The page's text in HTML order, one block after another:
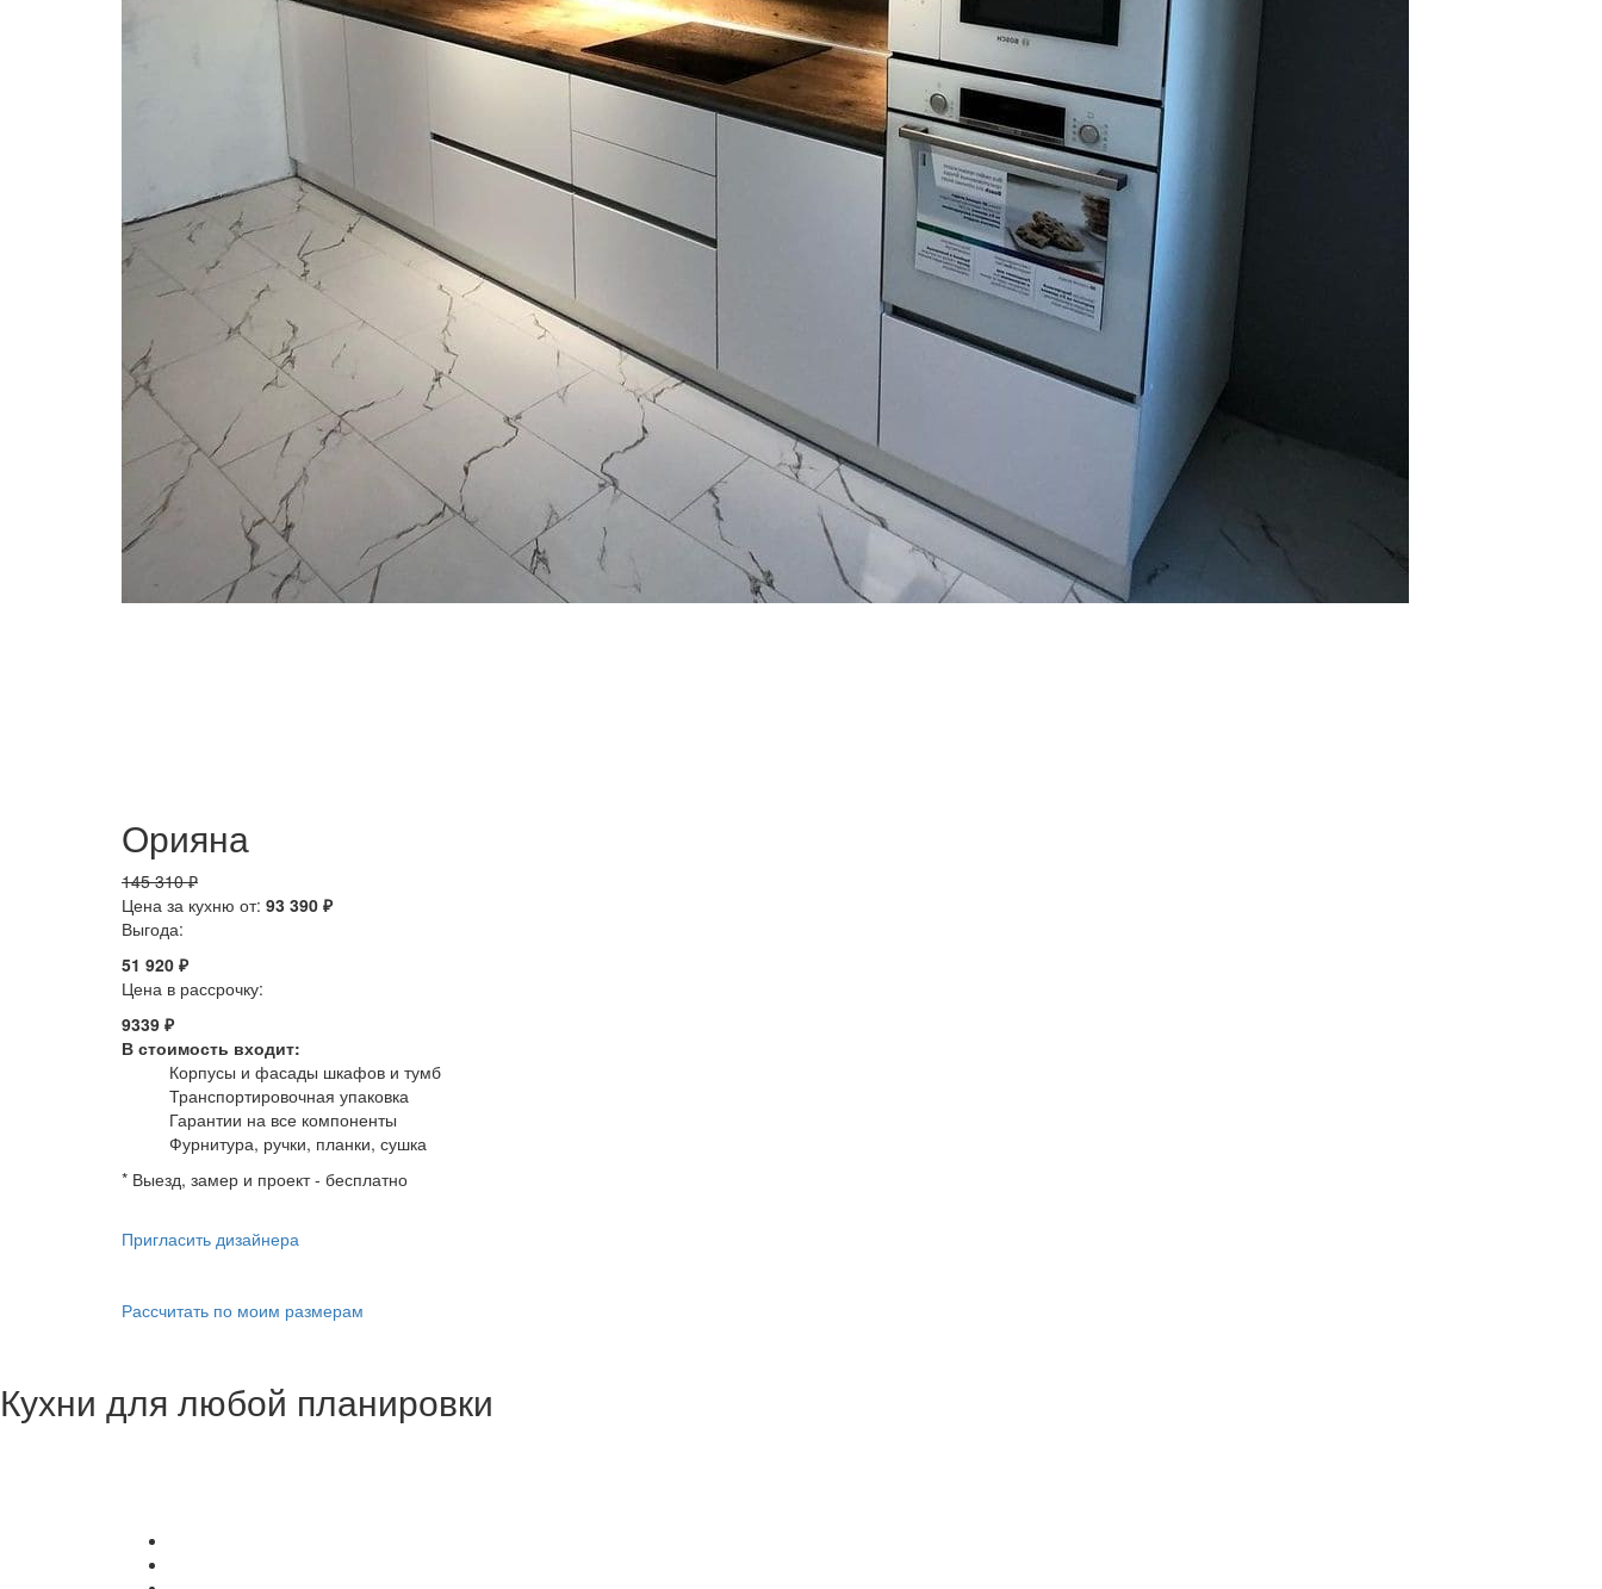
Орияна
145 310 ₽
Цена за кухню от: 93 390 ₽
Выгода:
51 920 ₽
Цена в рассрочку:
9339 ₽
В стоимость входит:
Корпусы и фасады шкафов и тумб
Транспортировочная упаковка
Гарантии на все компоненты
Фурнитура, ручки, планки, сушка
* Выезд, замер и проект - бесплатно
Пригласить дизайнера
Рассчитать по моим размерам
Кухни для любой планировки